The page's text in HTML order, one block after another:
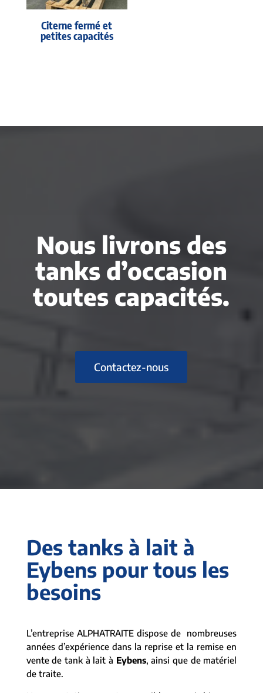
Citerne fermé et
petites capacités
Nous livrons des
tanks d’occasion
toutes capacités.
Contactez-nous
Des tanks à lait à
Eybens pour tous les
besoins
L’entreprise ALPHATRAITE dispose de nombreuses
années d’expérience dans la reprise et la remise en
vente de tank à lait à Eybens, ainsi que de matériel
de traite.